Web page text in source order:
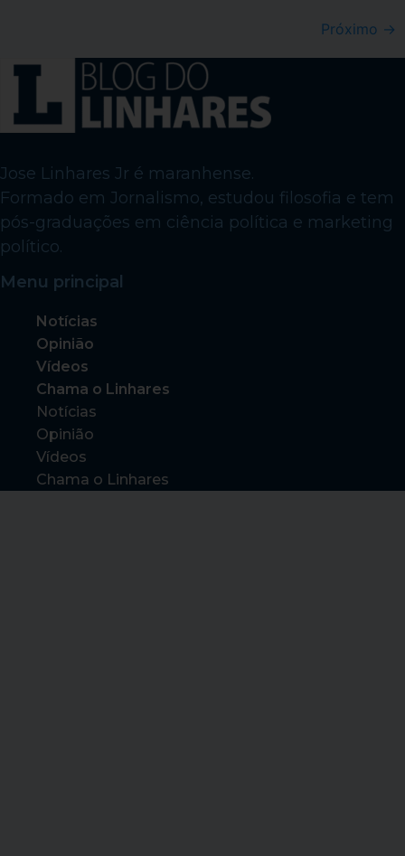
Próximo →
Jose Linhares Jr é maranhense.
Formado em Jornalismo, estudou filosofia e tem
pós-graduações em ciência política e marketing
político.
Menu principal
Notícias
Opinião
Vídeos
Chama o Linhares
Notícias
Opinião
Vídeos
Chama o Linhares